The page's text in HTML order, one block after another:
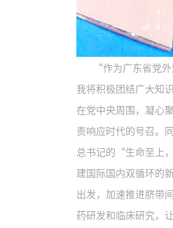
“作为广东省党外
我将积极团结广大知
在党中央周围，凝心
责响应时代的号召。
总书记的“生命至上
建国际国内双循环的
出发，加速推进脐带
药研发和临床研究，